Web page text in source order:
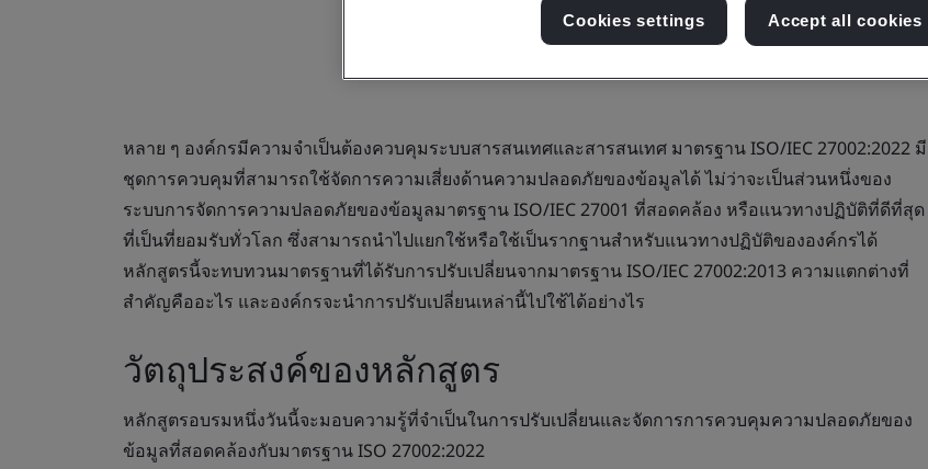
หลาย ๆ องค์กรมีความจำเป็นต้องควบคุมระบบสารสนเทศและสารสนเทศ มาตรฐาน ISO/IEC 27002:2022 มี
ชุดการควบคุมที่สามารถใช้จัดการความเสี่ยงด้านความปลอดภัยของข้อมูลได้ ไม่ว่าจะเป็นส่วนหนึ่งของ
ระบบการจัดการความปลอดภัยของข้อมูลมาตรฐาน ISO/IEC 27001 ที่สอดคล้อง หรือแนวทางปฏิบัติที่ดีที่สุด
ที่เป็นที่ยอมรับทั่วโลก ซึ่งสามารถนำไปแยกใช้หรือใช้เป็นรากฐานสำหรับแนวทางปฏิบัติขององค์กรได้
หลักสูตรนี้จะทบทวนมาตรฐานที่ได้รับการปรับเปลี่ยนจากมาตรฐาน ISO/IEC 27002:2013 ความแตกต่างที่
สำคัญคืออะไร และองค์กรจะนำการปรับเปลี่ยนเหล่านี้ไปใช้ได้อย่างไร
วัตถุประสงค์ของหลักสูตร
หลักสูตรอบรมหนึ่งวันนี้จะมอบความรู้ที่จำเป็นในการปรับเปลี่ยนและจัดการการควบคุมความปลอดภัยของ
ข้อมูลที่สอดคล้องกับมาตรฐาน ISO 27002:2022
Cookies settings Accept all cookies